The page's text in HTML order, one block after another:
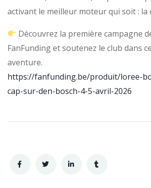
activant le meilleur moteur qui soit : la
Découvrez la première campagne
FanFunding et soutenez le club dans
aventure.
https://fanfunding.be/produit/loree-
cap-sur-den-bosch-4-5-avril-2026